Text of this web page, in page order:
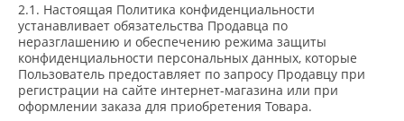
2.1. Настоящая Политика конфиденциальности
устанавливает обязательства Продавца по
неразглашению и обеспечению режима защиты
конфиденциальности персональных данных, которые
Пользователь предоставляет по запросу Продавцу при
регистрации на сайте интернет-магазина или при
оформлении заказа для приобретения Товара.